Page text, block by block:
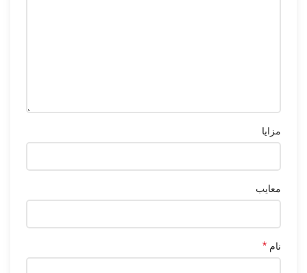
مزایا
معایب
نام *